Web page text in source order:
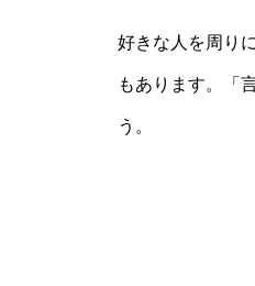
好きな人を周り
もあります。「
う。